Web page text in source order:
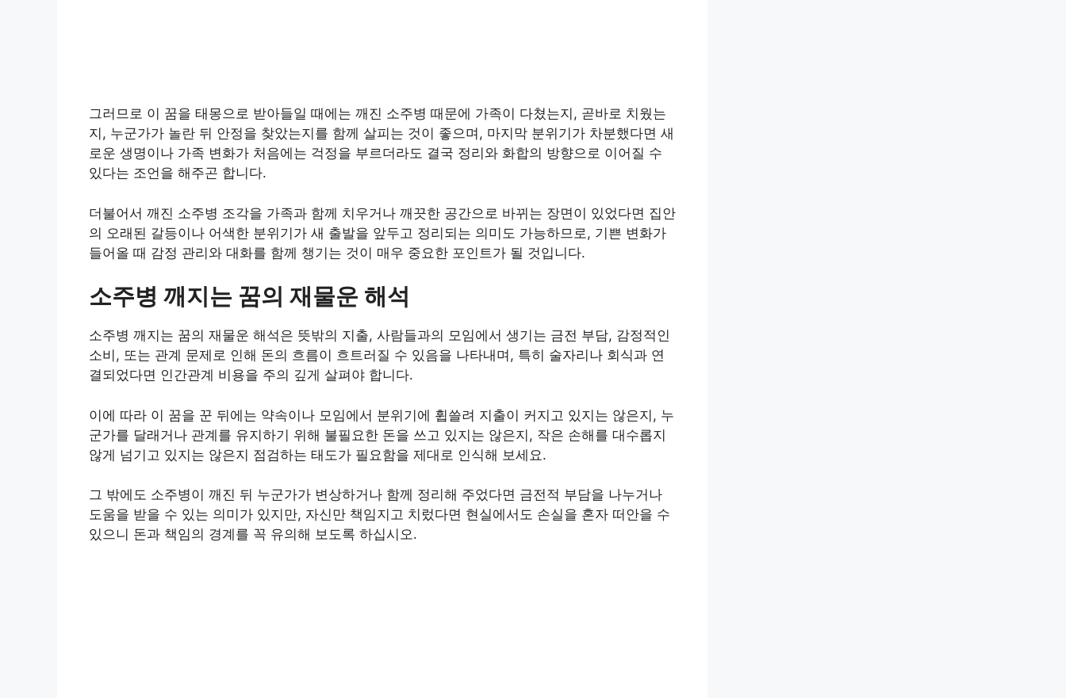
그러므로 이 꿈을 태몽으로 받아들일 때에는 깨진 소주병 때문에 가족이 다쳤는지, 곧바로 치웠는
지, 누군가가 놀란 뒤 안정을 찾았는지를 함께 살피는 것이 좋으며, 마지막 분위기가 차분했다면 새
로운 생명이나 가족 변화가 처음에는 걱정을 부르더라도 결국 정리와 화합의 방향으로 이어질 수
있다는 조언을 해주곤 합니다.
더불어서 깨진 소주병 조각을 가족과 함께 치우거나 깨끗한 공간으로 바뀌는 장면이 있었다면 집안
의 오래된 갈등이나 어색한 분위기가 새 출발을 앞두고 정리되는 의미도 가능하므로, 기쁜 변화가
들어올 때 감정 관리와 대화를 함께 챙기는 것이 매우 중요한 포인트가 될 것입니다.
소주병 깨지는 꿈의 재물운 해석
소주병 깨지는 꿈의 재물운 해석은 뜻밖의 지출, 사람들과의 모임에서 생기는 금전 부담, 감정적인
소비, 또는 관계 문제로 인해 돈의 흐름이 흐트러질 수 있음을 나타내며, 특히 술자리나 회식과 연
결되었다면 인간관계 비용을 주의 깊게 살펴야 합니다.
이에 따라 이 꿈을 꾼 뒤에는 약속이나 모임에서 분위기에 휩쓸려 지출이 커지고 있지는 않은지, 누
군가를 달래거나 관계를 유지하기 위해 불필요한 돈을 쓰고 있지는 않은지, 작은 손해를 대수롭지
않게 넘기고 있지는 않은지 점검하는 태도가 필요함을 제대로 인식해 보세요.
그 밖에도 소주병이 깨진 뒤 누군가가 변상하거나 함께 정리해 주었다면 금전적 부담을 나누거나
도움을 받을 수 있는 의미가 있지만, 자신만 책임지고 치렀다면 현실에서도 손실을 혼자 떠안을 수
있으니 돈과 책임의 경계를 꼭 유의해 보도록 하십시오.